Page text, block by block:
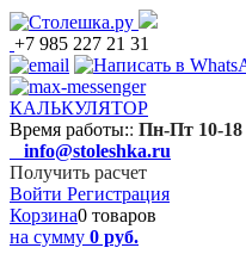
+7 985 227 21 31
КАЛЬКУЛЯТОР
Время работы:: Пн-Пт 10-18
info@stoleshka.ru
Получить расчет
Войти Регистрация
Корзина0 товаров
на сумму 0 руб.